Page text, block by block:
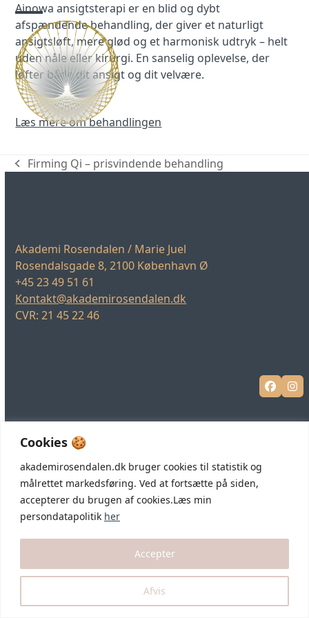
Cookies 🍪
akademirosendalen.dk bruger cookies til statistik og
målrettet markedsføring. Ved at fortsætte på siden,
accepterer du brugen af cookies.Læs min
persondatapolitik her
Afvis
Accepter
Skip
content
Open
mobile
menu
Close
mobile
menu
Ainowa ansigtsterapi er en blid og dybt
afspændende behandling, der giver et naturligt
ansigtsløft, mere glød og et harmonisk udtryk – helt
uden nåle eller kirurgi. En sanselig oplevelse, der
løfter både dit ansigt og dit velvære.
Læs mere om behandlingen
previous
Firming Qi – prisvindende behandling
Akademi Rosendalen / Marie Juel
Rosendalsgade 8, 2100 København Ø
+45 23 49 51 61
Kontakt@akademirosendalen.dk
CVR: 21 45 22 46